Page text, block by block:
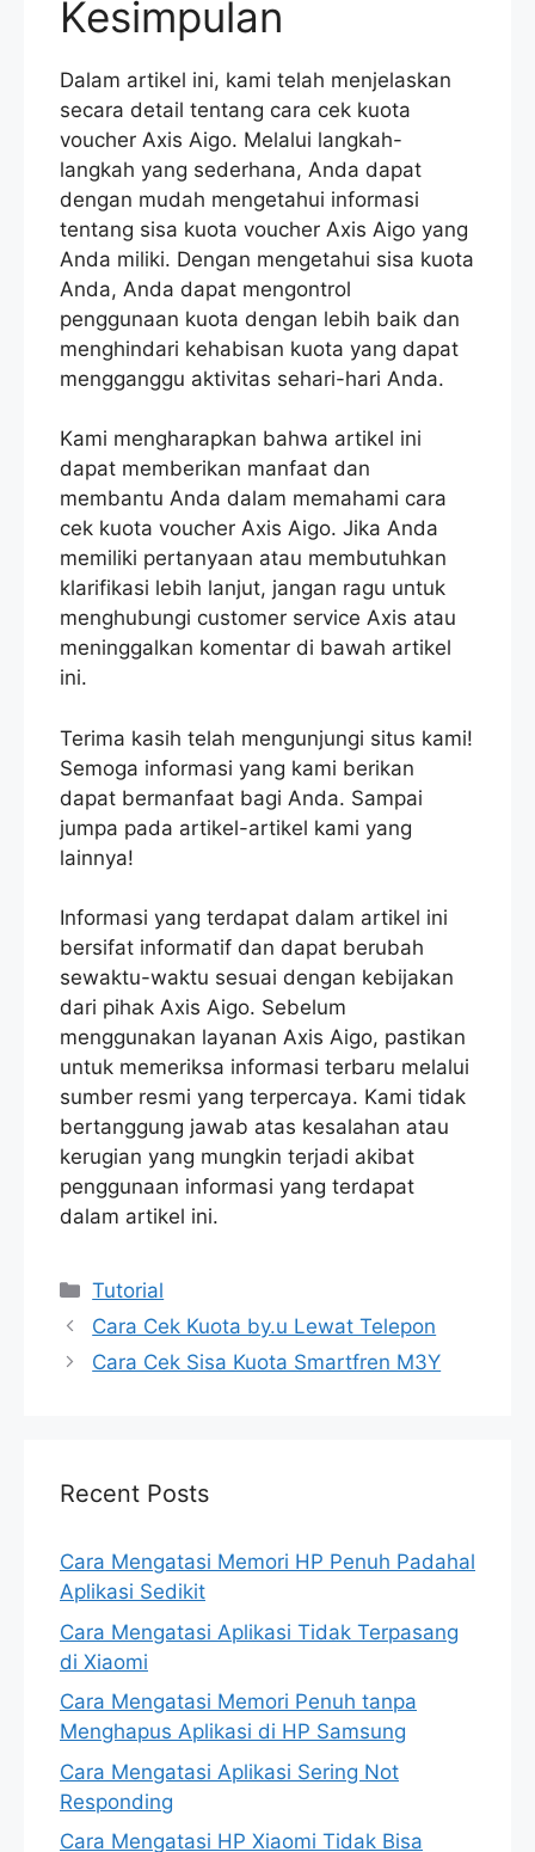
Kesimpulan
Dalam artikel ini, kami telah menjelaskan
secara detail tentang cara cek kuota
voucher Axis Aigo. Melalui langkah-
langkah yang sederhana, Anda dapat
dengan mudah mengetahui informasi
tentang sisa kuota voucher Axis Aigo yang
Anda miliki. Dengan mengetahui sisa kuota
Anda, Anda dapat mengontrol
penggunaan kuota dengan lebih baik dan
menghindari kehabisan kuota yang dapat
mengganggu aktivitas sehari-hari Anda.
Kami mengharapkan bahwa artikel ini
dapat memberikan manfaat dan
membantu Anda dalam memahami cara
cek kuota voucher Axis Aigo. Jika Anda
memiliki pertanyaan atau membutuhkan
klarifikasi lebih lanjut, jangan ragu untuk
menghubungi customer service Axis atau
meninggalkan komentar di bawah artikel
ini.
Terima kasih telah mengunjungi situs kami!
Semoga informasi yang kami berikan
dapat bermanfaat bagi Anda. Sampai
jumpa pada artikel-artikel kami yang
lainnya!
Informasi yang terdapat dalam artikel ini
bersifat informatif dan dapat berubah
sewaktu-waktu sesuai dengan kebijakan
dari pihak Axis Aigo. Sebelum
menggunakan layanan Axis Aigo, pastikan
untuk memeriksa informasi terbaru melalui
sumber resmi yang terpercaya. Kami tidak
bertanggung jawab atas kesalahan atau
kerugian yang mungkin terjadi akibat
penggunaan informasi yang terdapat
dalam artikel ini.
Categories
Tutorial
Cara Cek Kuota by.u Lewat Telepon
Cara Cek Sisa Kuota Smartfren M3Y
Recent Posts
Cara Mengatasi Memori HP Penuh Padahal
Aplikasi Sedikit
Cara Mengatasi Aplikasi Tidak Terpasang
di Xiaomi
Cara Mengatasi Memori Penuh tanpa
Menghapus Aplikasi di HP Samsung
Cara Mengatasi Aplikasi Sering Not
Responding
Cara Mengatasi HP Xiaomi Tidak Bisa